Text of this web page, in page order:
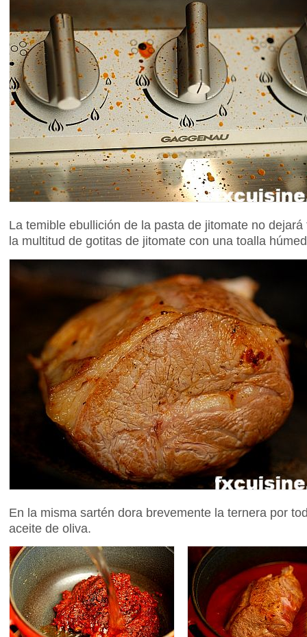
La temible ebullición de la pasta de jitomate no
la multitud de gotitas de jitomate con una toalla
En la misma sartén dora brevemente la ternera por
aceite de oliva.